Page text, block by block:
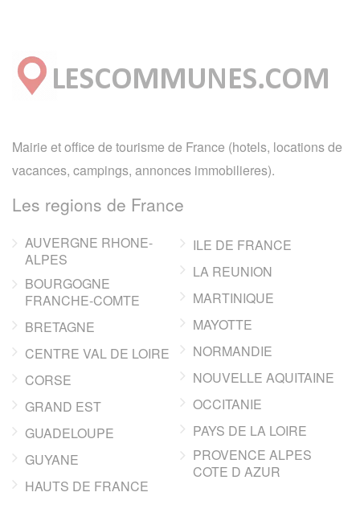
Mairie et office de tourisme de France (hotels, locations de
vacances, campings, annonces immobilieres).
Les regions de France
AUVERGNE RHONE-
ALPES
BOURGOGNE
FRANCHE-COMTE
BRETAGNE
CENTRE VAL DE LOIRE
CORSE
GRAND EST
GUADELOUPE
GUYANE
HAUTS DE FRANCE
ILE DE FRANCE
LA REUNION
MARTINIQUE
MAYOTTE
NORMANDIE
NOUVELLE AQUITAINE
OCCITANIE
PAYS DE LA LOIRE
PROVENCE ALPES
COTE D AZUR